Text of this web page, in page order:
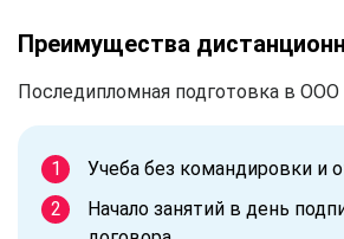
Преимущества
Последипломная подготовка в
Учеба без командировки и
Начало занятий в день